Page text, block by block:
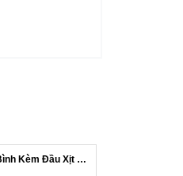
V. Combo 10 Bình Kèm Đầu Xịt Taiwan 8...